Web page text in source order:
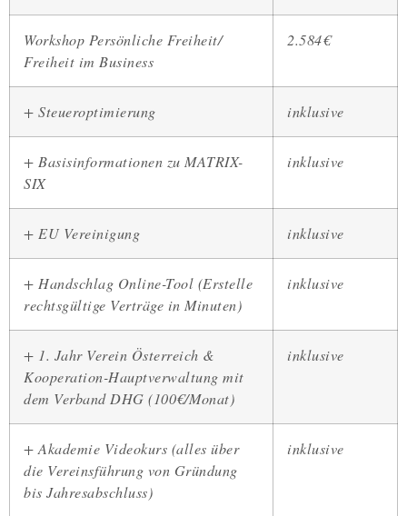
Workshop Persönliche Freiheit/
Freiheit im Business
2.584€
+ Steueroptimierung inklusive
+ Basisinformationen zu MATRIX-
SIX
inklusive
+ EU Vereinigung inklusive
+ Handschlag Online-Tool (Erstelle
rechtsgültige Verträge in Minuten)
inklusive
+ 1. Jahr Verein Österreich &
Kooperation-Hauptverwaltung mit
dem Verband DHG (100€/Monat)
inklusive
+ Akademie Videokurs (alles über
die Vereinsführung von Gründung
bis Jahresabschluss)
inklusive